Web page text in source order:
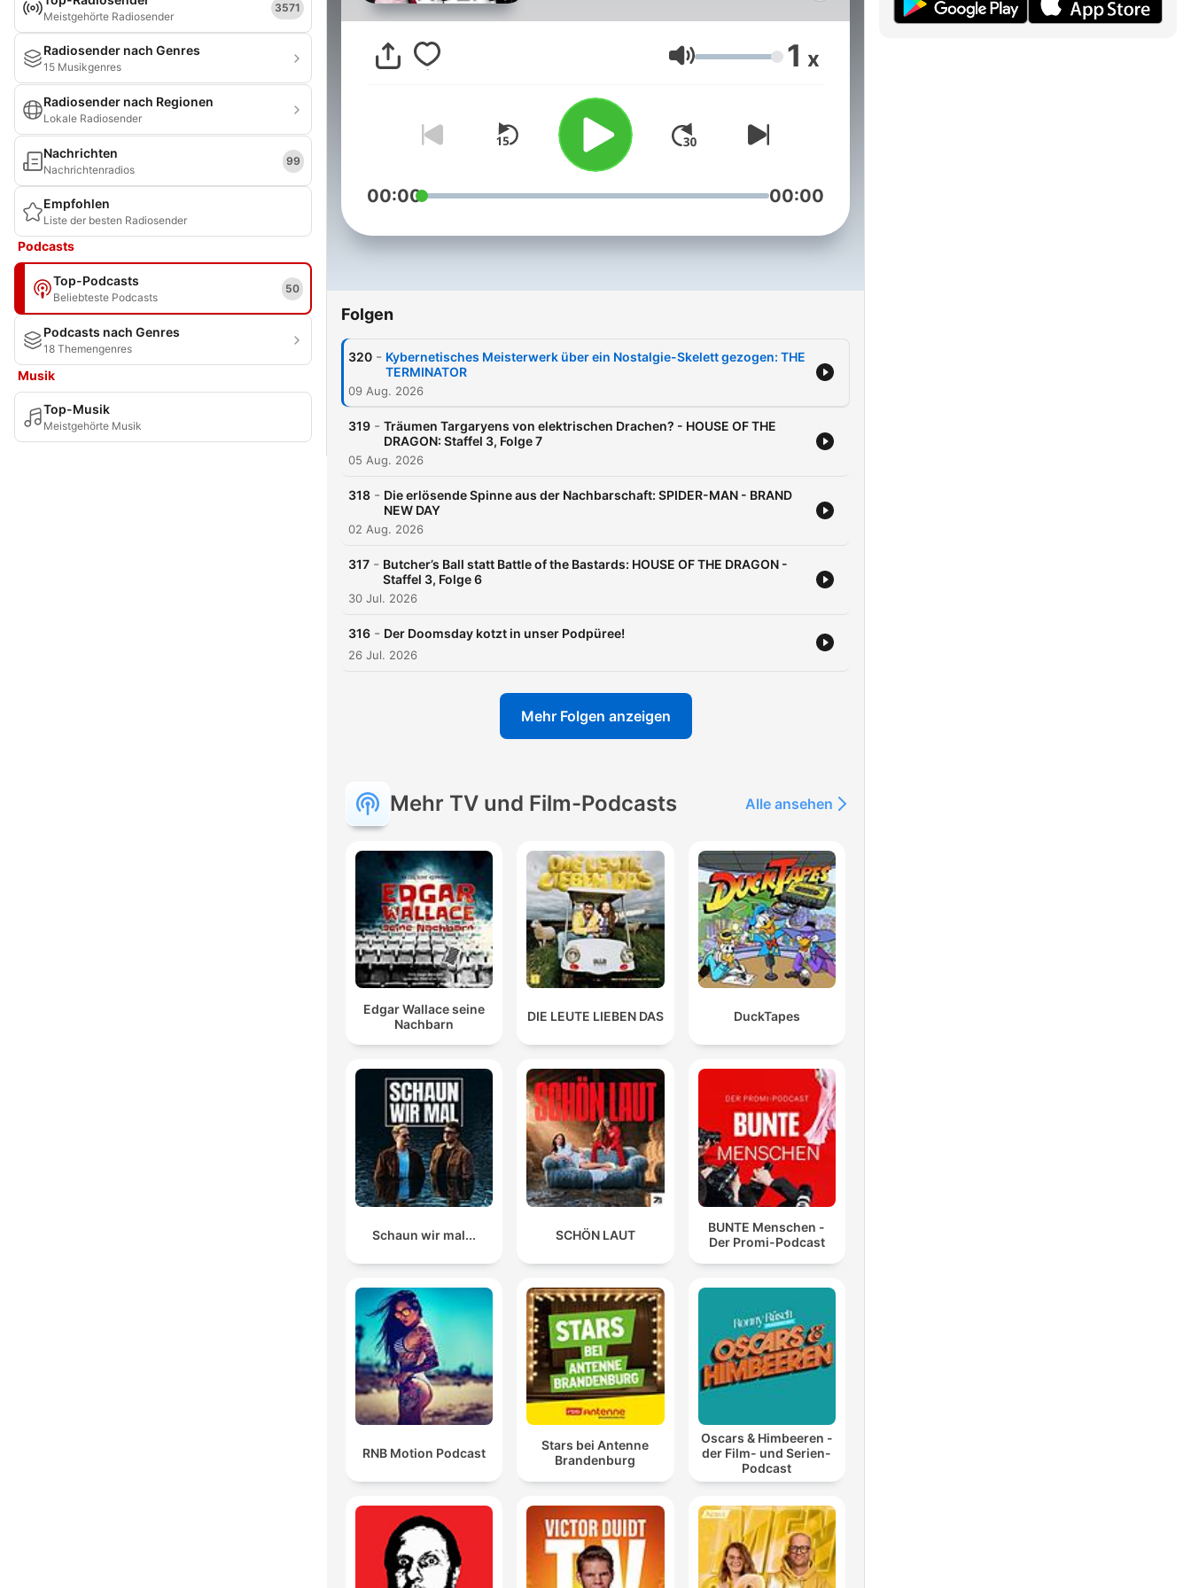
Meistgehörte Radiosender
3571
Radiosender nach Genres
15 Musikgenres
Radiosender nach Regionen
Lokale Radiosender
Nachrichten
Nachrichtenradios
99
Empfohlen
Liste der besten Radiosender
Podcasts
Top-Podcasts
Beliebteste Podcasts
50
Podcasts nach Genres
18 Themengenres
Musik
Top-Musik
Meistgehörte Musik
ehemals "Moviepilot"
verquatschen sich jeden
MARVEL, DC und die anderen
schönsten Nebensachen
dieser Welt. Yves verlässt
MOVIEPILOT und ihr findet ihn
YouTube:
Und noch mehr von Marco auf
https://www.youtube.com/@nerdkultur
Lautstärke 1 x
00:00 00:00
Folgen
320 - Kybernetisches Meisterwerk über ein Nostalgie-Skelett gezogen: THE
TERMINATOR
09 Aug. 2026
319 - Träumen Targaryens von elektrischen Drachen? - HOUSE OF THE
DRAGON: Staffel 3, Folge 7
05 Aug. 2026
318 - Die erlösende Spinne aus der Nachbarschaft: SPIDER-MAN - BRAND
NEW DAY
02 Aug. 2026
317 - Butcher’s Ball statt Battle of the Bastards: HOUSE OF THE DRAGON -
Staffel 3, Folge 6
30 Jul. 2026
316 - Der Doomsday kotzt in unser Podpüree!
26 Jul. 2026
Mehr Folgen anzeigen
Mehr TV und Film-Podcasts Alle ansehen
Edgar Wallace seine
Nachbarn
DIE LEUTE LIEBEN DAS DuckTapes
Schaun wir mal... SCHÖN LAUT
BUNTE Menschen -
Der Promi-Podcast
RNB Motion Podcast
Stars bei Antenne
Brandenburg
Oscars & Himbeeren -
der Film- und Serien-
Podcast